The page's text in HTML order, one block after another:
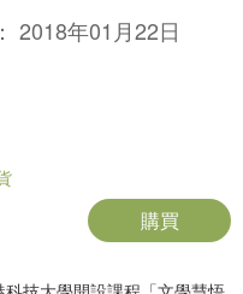
2018年01月22日
購買